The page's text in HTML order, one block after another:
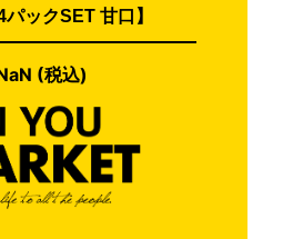
ックSET 甘口】
(税込)